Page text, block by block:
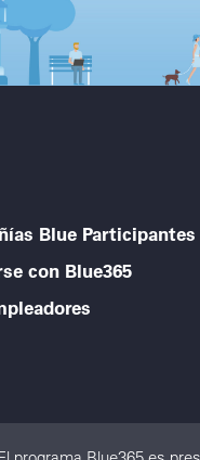
Blue Participantes
con Blue365